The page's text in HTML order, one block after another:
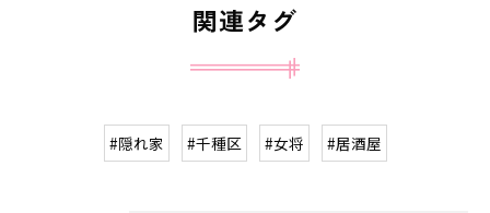
関連タグ
#隠れ家 #千種区 #女将 #居酒屋